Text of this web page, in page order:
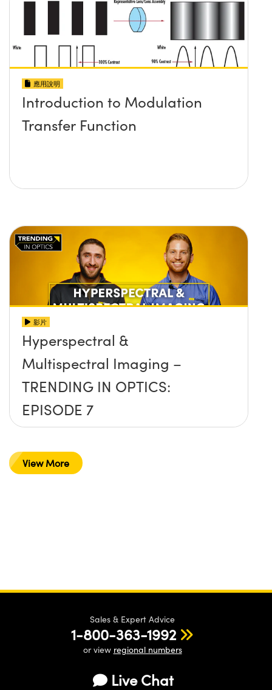
應用說明
Introduction to Modulation
Transfer Function
影片
Hyperspectral &
Multispectral Imaging –
TRENDING IN OPTICS:
EPISODE 7
View More
Sales & Expert Advice
1-800-363-1992
or view regional numbers
Live Chat